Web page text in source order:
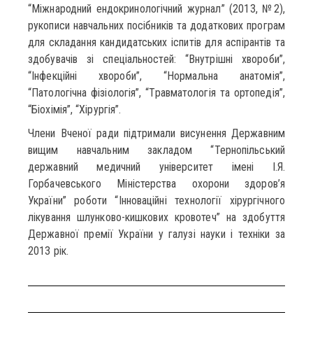
“Міжнародний ендокринологічний журнал” (2013, №2),
рукописи навчальних посібників та додаткових програм
для складання кандидатських іспитів для аспірантів та
здобувачів зі спеціальностей: “Внутрішні хвороби”,
“Інфекційні хвороби”, “Нормальна анатомія”,
“Патологічна фізіологія”, “Травматологія та ортопедія”,
“Біохімія”, “Хірургія”.
Члени Вченої ради підтримали висунення Державним
вищим навчальним закладом “Тернопільський
державний медичний університет імені І.Я.
Горбачевського Міністерства охорони здоров’я
України” роботи “Інноваційні технології хірургічного
лікування шлунково-кишкових кровотеч” на здобуття
Державної премії України у галузі науки і техніки за
2013 рік.